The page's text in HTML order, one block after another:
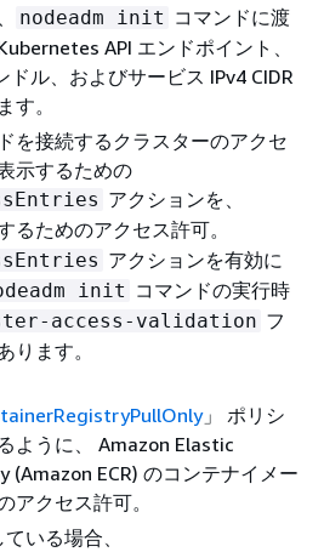
nodeadm init コマンドに渡
API エンドポイント、
ドル、およびサービス IPv4 CIDR
す。
を接続するクラスターのアクセ
示するための
アクションを、
るためのアクセス許可。
アクションを有効に
init コマンドの実行時
access-validation フ
ります。
」 ポリシ
ように、 Amazon Elastic
ECR) のコンテナイメー
アクセス許可。
いる場合、